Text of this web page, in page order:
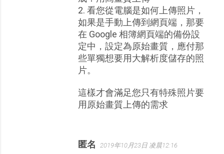
2. 看您從電腦是如何上傳照片，
如果是手動上傳到網頁端，那要
在 Google 相簿網頁端的備份設
定中，設定為原始畫質，應付那
些單獨想要用大解析度儲存的照
片。
這樣才會滿足您只有特殊照片要
用原始畫質上傳的需求
匿名 2019年10月23日 凌晨12:16